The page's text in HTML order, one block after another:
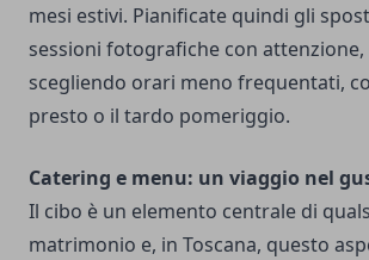
mesi estivi. Pianificate quindi gli
sessioni fotografiche con
scegliendo orari meno frequentati,
presto o il tardo pomeriggio.
Catering e menu: un viaggio nel
Il cibo è un elemento centrale di
matrimonio e, in Toscana, questo